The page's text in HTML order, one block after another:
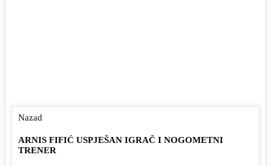
Nazad
ARNIS FIFIĆ USPJEŠAN IGRAČ I NOGOMETNI
TRENER